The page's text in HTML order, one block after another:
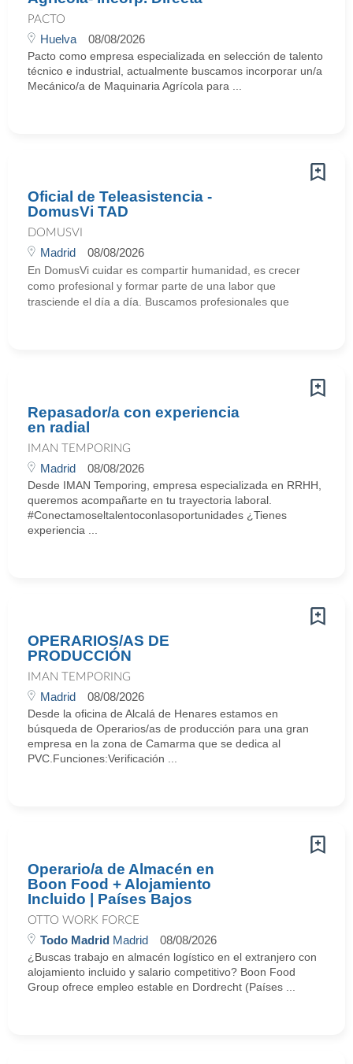
PACTO
Huelva 08/08/2026
Pacto como empresa especializada en selección de talento
técnico e industrial, actualmente buscamos incorporar un/a
Mecánico/a de Maquinaria Agrícola para ...
Oficial de Teleasistencia -
DomusVi TAD
DOMUSVI
Madrid 08/08/2026
En DomusVi cuidar es compartir humanidad, es crecer
como profesional y formar parte de una labor que
trasciende el día a día. Buscamos profesionales que
Repasador/a con experiencia
en radial
IMAN TEMPORING
Madrid 08/08/2026
Desde IMAN Temporing, empresa especializada en RRHH,
queremos acompañarte en tu trayectoria laboral.
#Conectamoseltalentoconlasoportunidades ¿Tienes
experiencia ...
OPERARIOS/AS DE
PRODUCCIÓN
IMAN TEMPORING
Madrid 08/08/2026
Desde la oficina de Alcalá de Henares estamos en
búsqueda de Operarios/as de producción para una gran
empresa en la zona de Camarma que se dedica al
PVC.Funciones:Verificación ...
Operario/a de Almacén en
Boon Food + Alojamiento
Incluido | Países Bajos
OTTO WORK FORCE
Todo Madrid Madrid 08/08/2026
¿Buscas trabajo en almacén logístico en el extranjero con
alojamiento incluido y salario competitivo? Boon Food
Group ofrece empleo estable en Dordrecht (Países ...